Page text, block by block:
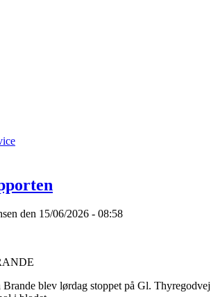
den 15/06/2026 - 08:58
blev lørdag stoppet på Gl. Thyregodvej